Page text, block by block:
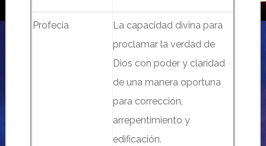
Profecía
La capacidad divina para
proclamar la verdad de
Dios con poder y claridad
de una manera oportuna
para corrección,
arrepentimiento y
edificación.